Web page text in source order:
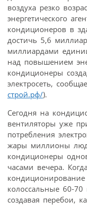
воздуха резко
энергетического
кондиционеров в
достичь 5,6
миллиардами
над повышением
кондиционеры
электросеть,
строй.рф/).
Сегодня на
вентиляторы уже
потребления
жары миллионы
кондиционеры
часами вечера.
кондиционирование
колоссальные 60-70
создавая перебои,